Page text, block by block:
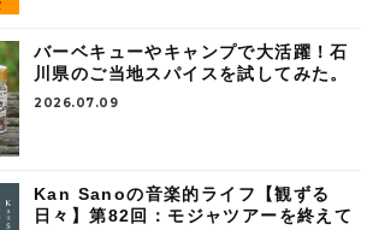
バーベキューやキャンプで大活躍！石
川県のご当地スパイスを試してみた。
2026.07.09
Kan Sanoの音楽的ライフ【観ずる
日々】第82回：モジャツアーを終えて